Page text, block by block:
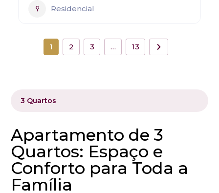
Residencial
1 2 3 … 13
3 Quartos
Apartamento de 3
Quartos: Espaço e
Conforto para Toda a
Família